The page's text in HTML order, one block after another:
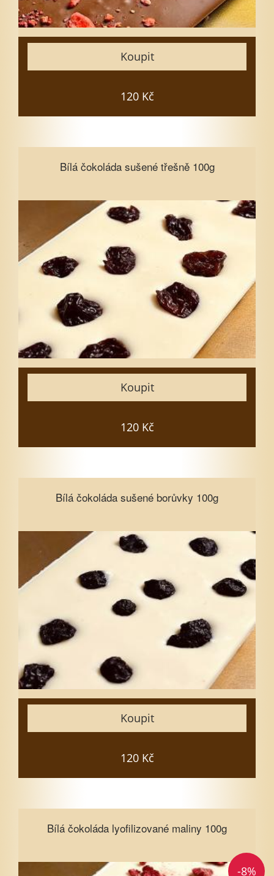
Koupit
120 Kč
15
Zavřít
Vložit do košíku
Bílá čokoláda sušené třešně 100g
Koupit
120 Kč
Bílá čokoláda sušené třešně 100g
Vyberte množství
1
3
7
10
15
Zavřít
Vložit do košíku
Bílá čokoláda sušené borůvky 100g
Koupit
120 Kč
Bílá čokoláda sušené borůvky 100g
Vyberte množství
1
15
Zavřít
Vložit do košíku
Bílá čokoláda lyofilizované maliny 100g
-8%
Bílá čokoláda lyofilizované maliny